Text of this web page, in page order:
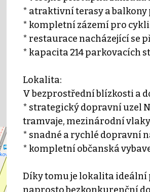
* atraktivní terasy a
* kompletní zázemí pro
* restaurace nacházející se
* kapacita 214 parkovacích
Lokalita:
V bezprostřední blízkosti a
* strategický dopravní uzel
tramvaje, mezinárodní
* snadné a rychlé dopravní
* kompletní občanská
Díky tomu je lokalita ideální